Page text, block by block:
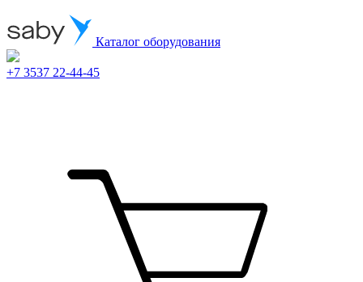
Каталог оборудования
+7 3537 22-44-45